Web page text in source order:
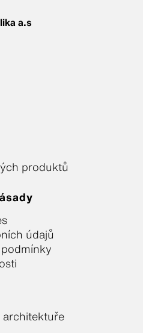
a.s
produktů
údajů
architektuře